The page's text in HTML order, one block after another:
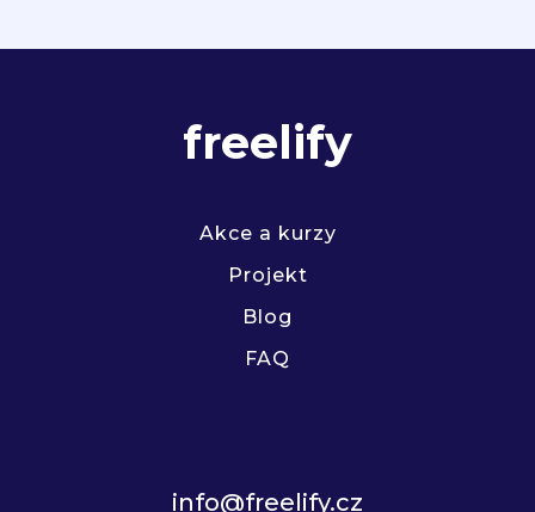
freelify
Akce a kurzy
Projekt
Blog
FAQ
info@freelify.cz